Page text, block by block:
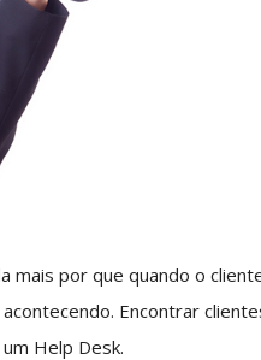
mais por que quando o
Encontrar
Help Desk.